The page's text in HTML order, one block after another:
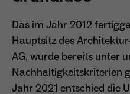
Name PHPSESSID
Anbieter Session
Anbieter Matomo
Laufzeit 13 Monate
Zweck
Dient zur
Besuchers.
Aktivierung
Diese Cookies ermöglichen
der Website-Inhalte durch
Name googtrans
Cookie-Informationen
Das im Jahr 2012
Hauptsitz des
AG, wurde bereits unter
Nachhaltigkeitskriterien
Jahr 2021 entschied die